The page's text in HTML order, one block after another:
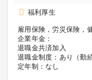
福利厚生
雇用保険，労災保険，
企業年金：
退職金共済加入
退職金制度：あり（勤
定年制：なし